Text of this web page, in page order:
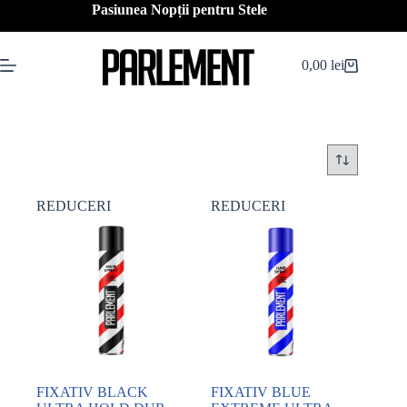
Pasiunea Nopții pentru Stele
Coș
0,00lei
REDUCERI
FIXATIV BLACK
REDUCERI
FIXATIV BLUE